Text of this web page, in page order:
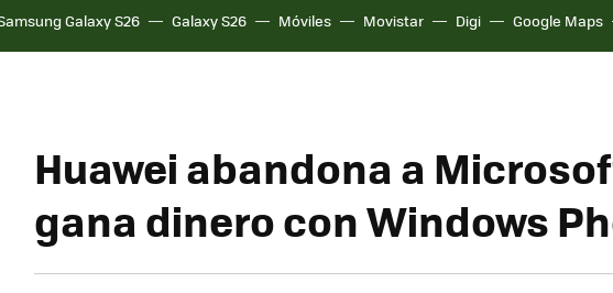
Galaxy S26 Galaxy S26 Móviles Movistar Digi Google Maps
Huawei abandona a
gana dinero con Windows